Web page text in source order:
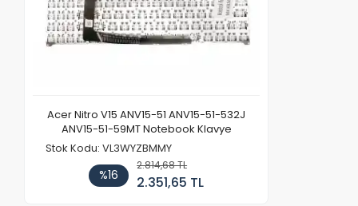
Acer Nitro V15 ANV15-51 ANV15-51-532J
ANV15-51-59MT Notebook Klavye
Stok Kodu: VL3WYZBMMY
%16
2.814,68 TL
2.351,65 TL